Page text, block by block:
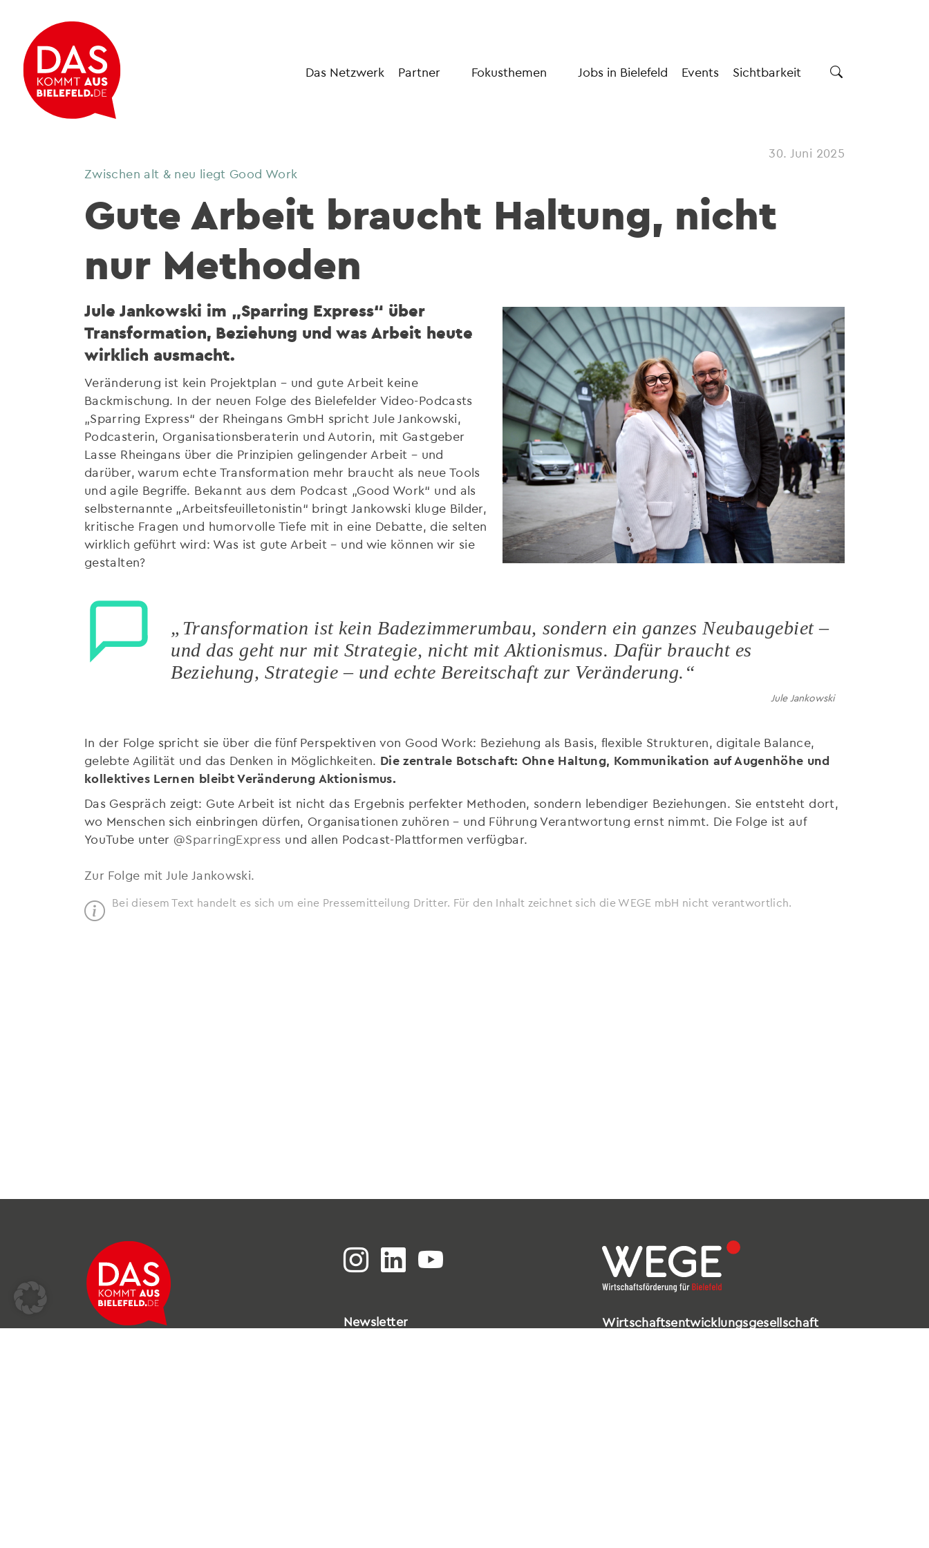
Das Netzwerk Partner Fokusthemen Jobs in Bielefeld Events Sichtbarkeit
30. Juni 2025
Zwischen alt & neu liegt Good Work
Gute Arbeit braucht Haltung, nicht
nur Methoden
Jule Jankowski im „Sparring Express“ über
Transformation, Beziehung und was Arbeit heute
wirklich ausmacht.
Veränderung ist kein Projektplan – und gute Arbeit keine
Backmischung. In der neuen Folge des Bielefelder Video-Podcasts
„Sparring Express“ der Rheingans GmbH spricht Jule Jankowski,
Podcasterin, Organisationsberaterin und Autorin, mit Gastgeber
Lasse Rheingans über die Prinzipien gelingender Arbeit – und
darüber, warum echte Transformation mehr braucht als neue Tools
und agile Begriffe. Bekannt aus dem Podcast „Good Work“ und als
selbsternannte „Arbeitsfeuilletonistin“ bringt Jankowski kluge Bilder,
kritische Fragen und humorvolle Tiefe mit in eine Debatte, die selten
wirklich geführt wird: Was ist gute Arbeit – und wie können wir sie
gestalten?
„Transformation ist kein Badezimmerumbau, sondern ein ganzes Neubaugebiet –
und das geht nur mit Strategie, nicht mit Aktionismus. Dafür braucht es
Beziehung, Strategie – und echte Bereitschaft zur Veränderung.“
Jule Jankowski
In der Folge spricht sie über die fünf Perspektiven von Good Work: Beziehung als Basis, flexible Strukturen, digitale Balance,
gelebte Agilität und das Denken in Möglichkeiten. Die zentrale Botschaft: Ohne Haltung, Kommunikation auf Augenhöhe und
kollektives Lernen bleibt Veränderung Aktionismus.
Das Gespräch zeigt: Gute Arbeit ist nicht das Ergebnis perfekter Methoden, sondern lebendiger Beziehungen. Sie entsteht dort,
wo Menschen sich einbringen dürfen, Organisationen zuhören – und Führung Verantwortung ernst nimmt. Die Folge ist auf
YouTube unter @SparringExpress und allen Podcast-Plattformen verfügbar.
Zur Folge mit Jule Jankowski
Bei diesem Text handelt es sich um eine Pressemitteilung Dritter. Für den Inhalt zeichnet sich die WEGE mbH nicht verantwortlich.
Newsletter
Wirtschaftsentwicklungsgesellschaft